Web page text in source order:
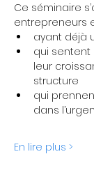
Ce séminaire
entrepreneurs
ayant déjà
qui sentent
leur
structure
qui
dans
En lire plus >